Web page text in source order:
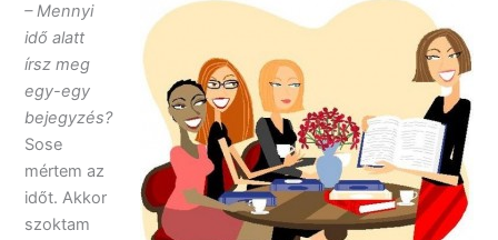
– Mennyi
idő alatt
írsz meg
egy-egy
bejegyzés?
Sose
mértem az
időt. Akkor
szoktam